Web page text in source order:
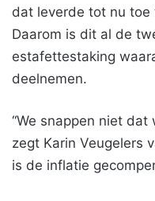
dat leverde tot nu
Daarom is dit al de
estafettestaking
deelnemen.
“We snappen niet dat
zegt Karin Veugelers
is de inflatie